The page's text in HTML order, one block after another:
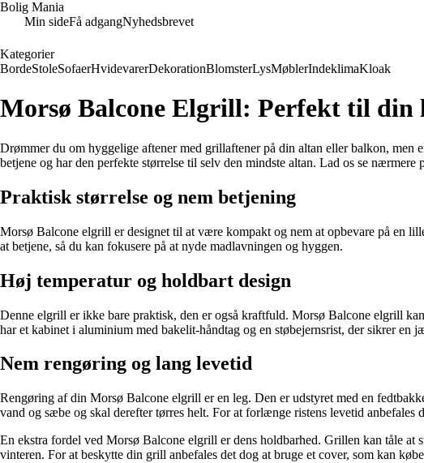
Bolig Mania
Min sideFå adgangNyhedsbrevet
Kategorier
BordeStoleSofaerHvidevarerDekorationBlomsterLysMøblerIndeklimaKloak
Morsø Balcone Elgrill: Perfekt til din
Drømmer du om hyggelige aftener med grillaftener på din altan eller balkon,
betjene og har den perfekte størrelse til selv den mindste altan. Lad os se
Praktisk størrelse og nem betjening
Morsø Balcone elgrill er designet til at være kompakt og nem at opbevare på en
at betjene, så du kan fokusere på at nyde madlavningen og hyggen.
Høj temperatur og holdbart design
Denne elgrill er ikke bare praktisk, den er også kraftfuld. Morsø Balcone elgrill
har et kabinet i aluminium med bakelit-håndtag og en støbejernsrist, der sikrer en
Nem rengøring og lang levetid
Rengøring af din Morsø Balcone elgrill er en leg. Den er udstyret med en
vand og sæbe og skal derefter tørres helt. For at forlænge ristens levetid anbefales
En ekstra fordel ved Morsø Balcone elgrill er dens holdbarhed. Grillen kan tåle
vinteren. For at beskytte din grill anbefales det dog at bruge et cover, som kan